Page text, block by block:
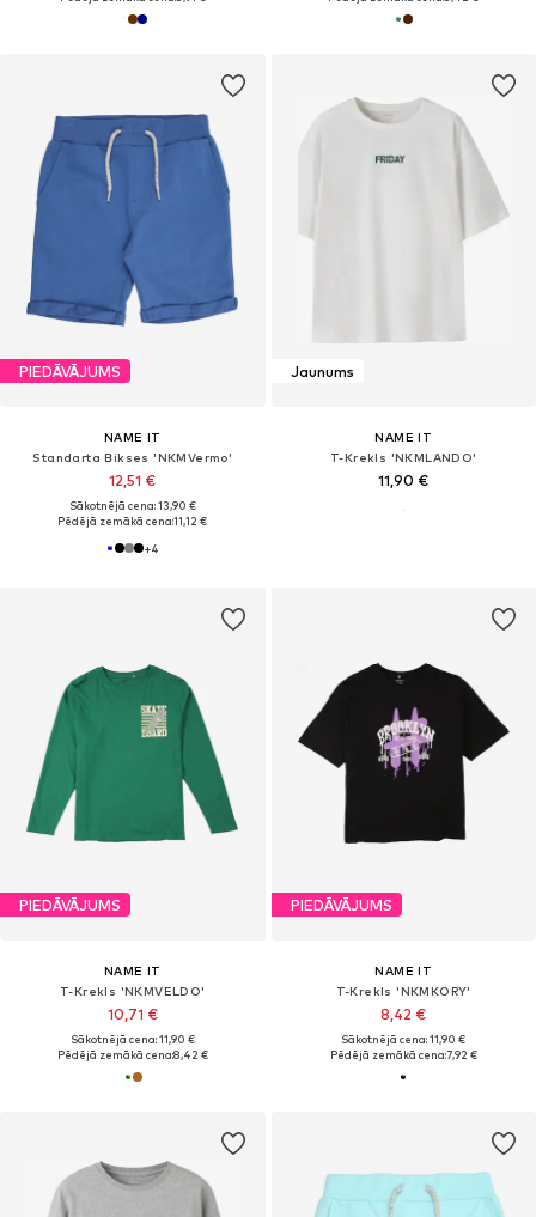
PIEDĀVĀJUMS
NAME IT
Standarta Bikses 'NKMVermo'
12,51 €
Sākotnējā cena: 13,90 €
Pēdējā zemākā cena:11,12 €
+4
Jaunums
NAME IT
T-Krekls 'NKMLANDO'
11,90 €
PIEDĀVĀJUMS
NAME IT
T-Krekls 'NKMVELDO'
10,71 €
Sākotnējā cena: 11,90 €
Pēdējā zemākā cena:8,42 €
PIEDĀVĀJUMS
NAME IT
T-Krekls 'NKMKORY'
8,42 €
Sākotnējā cena: 11,90 €
Pēdējā zemākā cena:7,92 €